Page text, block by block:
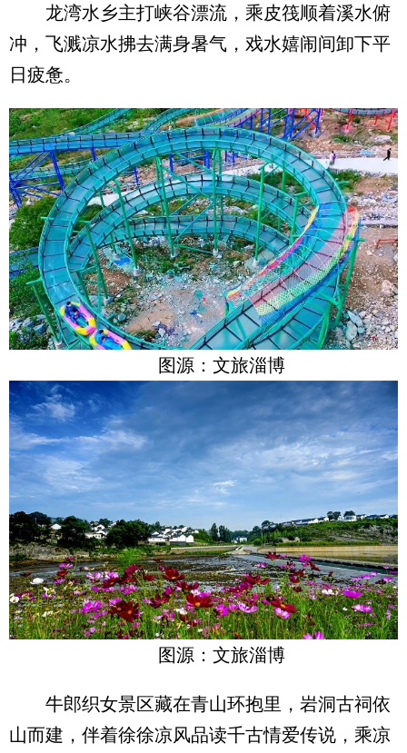
龙湾水乡主打峡谷漂流，乘皮筏顺着溪水俯
冲，飞溅凉水拂去满身暑气，戏水嬉闹间卸下平
日疲惫。
图源：文旅淄博
图源：文旅淄博
牛郎织女景区藏在青山环抱里，岩洞古祠依
山而建，伴着徐徐凉风品读千古情爱传说，乘凉